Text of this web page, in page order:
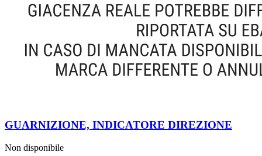
GUARNIZIONE, INDICATORE DIREZIONE
Non disponibile